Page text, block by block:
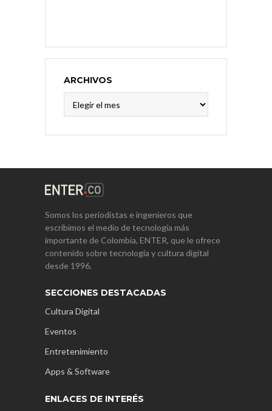
ARCHIVOS
Somos los periodistas e ingenieros que
escribimos el medio de tecnología más
importante de Colombia, ENTER, que le ofrece
contenido sobre tecnología y cultura digital
desde 1996.
SECCIONES DESTACADAS
Cultura Digital
Eventos
Entretenimiento
Apps & Software
ENLACES DE INTERÉS